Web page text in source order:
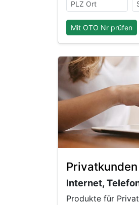
Mit OTO Nr prüfen
Privatkunden
Internet,
Produkte für